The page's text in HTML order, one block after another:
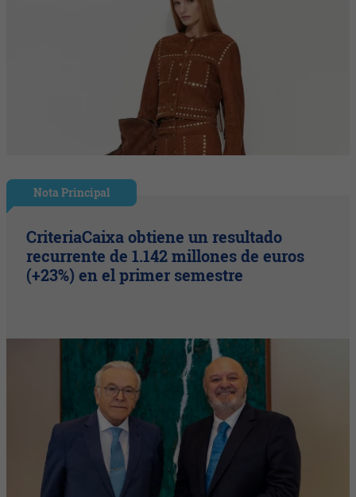
Nota Principal
CriteriaCaixa obtiene un resultado
recurrente de 1.142 millones de euros
(+23%) en el primer semestre